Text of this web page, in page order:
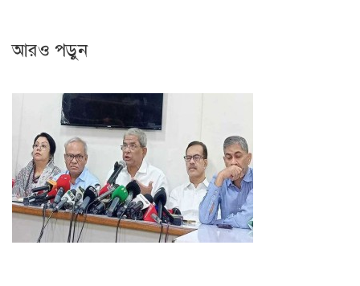
আরও পড়ুন